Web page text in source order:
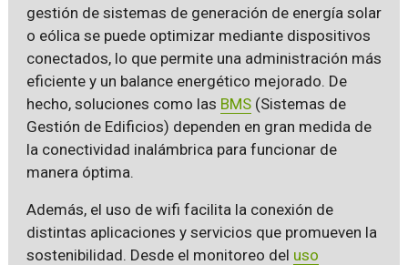
gestión de sistemas de generación de energía solar
o eólica se puede optimizar mediante dispositivos
conectados, lo que permite una administración más
eficiente y un balance energético mejorado. De
hecho, soluciones como las BMS(Sistemas de
Gestión de Edificios) dependen en gran medida de
la conectividad inalámbrica para funcionar de
manera óptima.
Además, el uso de wifi facilita la conexión de
distintas aplicaciones y servicios que promueven la
sostenibilidad. Desde el monitoreo del uso